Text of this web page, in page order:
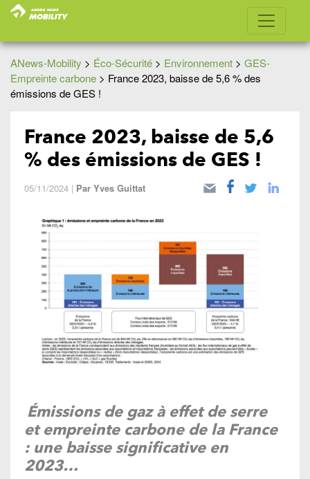
ANews-Mobility > Éco-Sécurité > Environnement > GES-
Empreinte carbone > France 2023, baisse de 5,6 % des
émissions de GES !
France 2023, baisse de 5,6
% des émissions de GES !
05/11/2024 | Par Yves Guittat
Émissions de gaz à effet de serre
et empreinte carbone de la France
: une baisse significative en
2023…